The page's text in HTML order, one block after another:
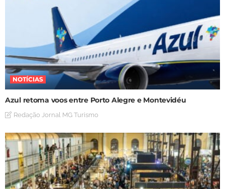
NOTÍCIAS
Azul retoma voos entre Porto Alegre e Montevidéu
Redação Jornal MG Turismo